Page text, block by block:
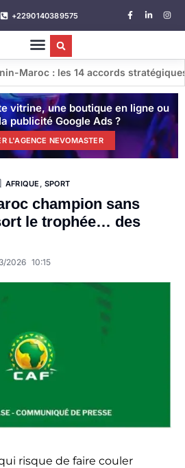
+2290140389575
stratégiques conclus lors de
vitrine, une boutique en ligne ou
publicité Google Ads ?
L'AGENCE NEVOMASTER
AFRIQUE SPORT
champion sans
le trophée… des
2026 10:15
risque de faire couler